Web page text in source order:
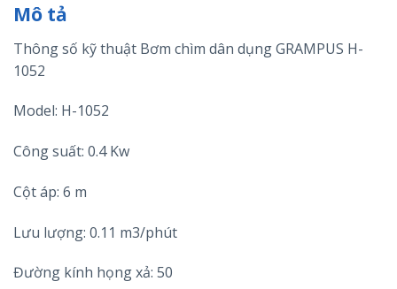
Mô tả
Thông số kỹ thuật Bơm chìm dân dụng GRAMPUS H-
1052
Model: H-1052
Công suất: 0.4 Kw
Cột áp: 6 m
Lưu lượng: 0.11 m3/phút
Đường kính họng xả: 50